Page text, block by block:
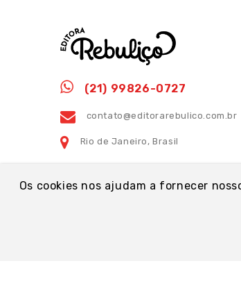
Os cookies nos ajudam a fornecer
(21) 99826-0727
contato@editorarebulico.com.br
Rio de Janeiro, Brasil